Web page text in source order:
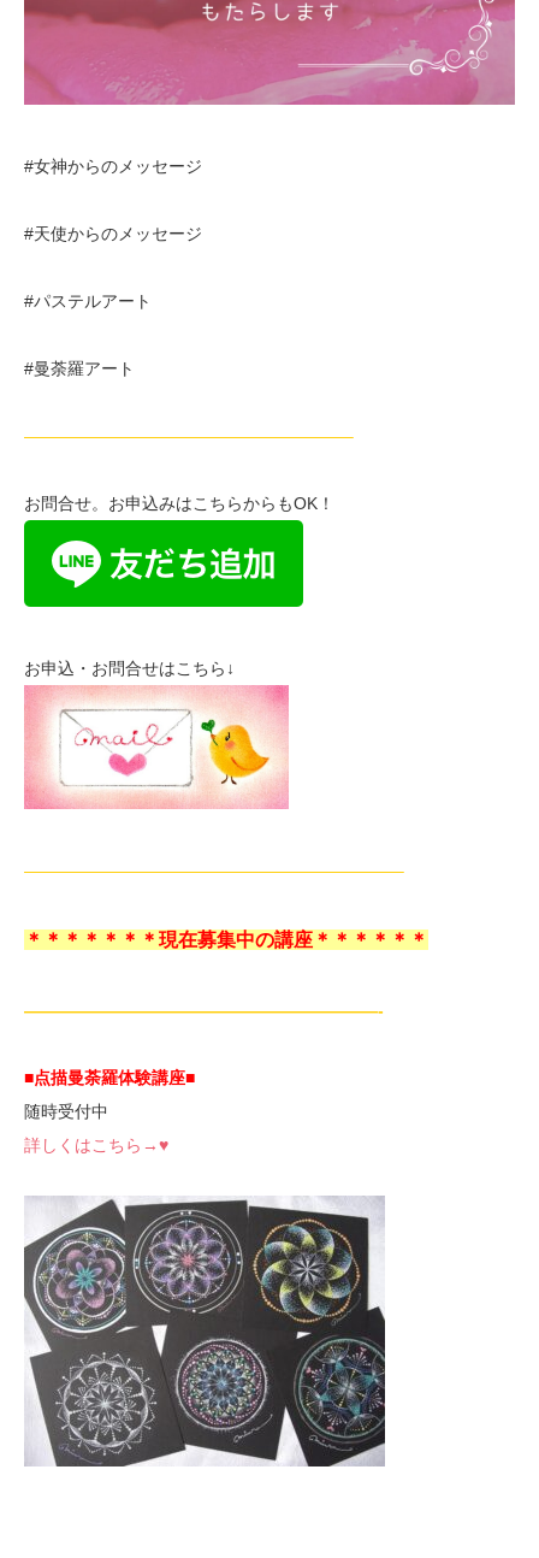
#女神からのメッセージ
#天使からのメッセージ
#パステルアート
#曼荼羅アート
———————————————————–
お問合せ。お申込みはこちらからもOK！
お申込・お問合せはこちら↓
——————————————————————–
＊＊＊＊＊＊＊現在募集中の講座＊＊＊＊＊＊
—————————————————————-
■点描曼荼羅体験講座■
随時受付中
詳しくはこちら→♥